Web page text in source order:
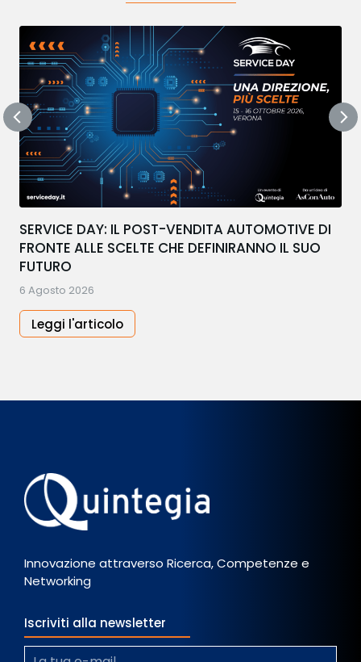
SERVICE DAY: IL POST-VENDITA AUTOMOTIVE DI
FRONTE ALLE SCELTE CHE DEFINIRANNO IL SUO
FUTURO
6 Agosto 2026
Leggi l'articolo
Innovazione attraverso Ricerca, Competenze e
Networking
Iscriviti alla newsletter